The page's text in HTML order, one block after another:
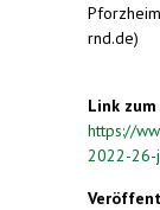
rnd.de)
Link
https://
2022-